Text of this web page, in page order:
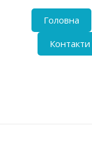
Головна
Контакти